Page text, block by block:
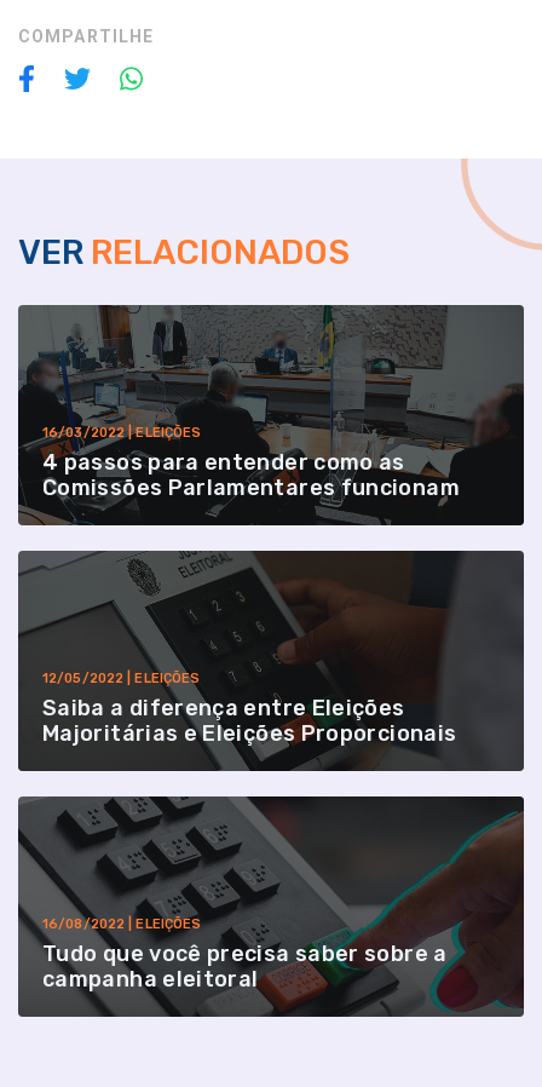
COMPARTILHE
VER RELACIONADOS
16/03/2022 | ELEIÇÕES
4 passos para entender como as
Comissões Parlamentares funcionam
12/05/2022 | ELEIÇÕES
Saiba a diferença entre Eleições
Majoritárias e Eleições Proporcionais
16/08/2022 | ELEIÇÕES
Tudo que você precisa saber sobre a
campanha eleitoral